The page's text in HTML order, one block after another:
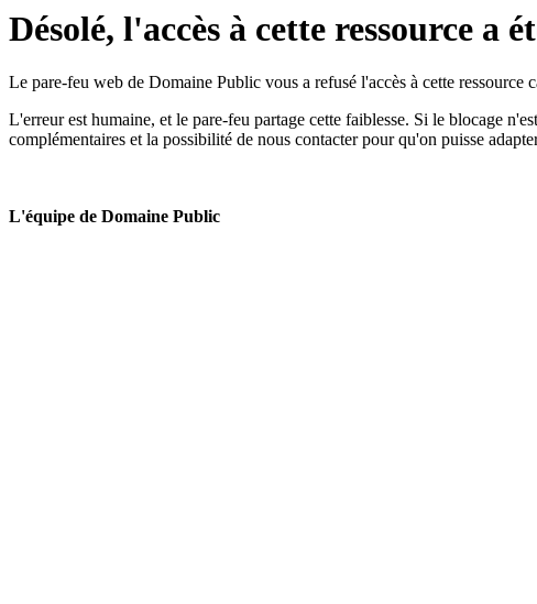
Désolé, l'accès à cette ressource a
Le pare-feu web de Domaine Public vous a refusé l'accès à cette ressource
L'erreur est humaine, et le pare-feu partage cette faiblesse. Si le blocage
complémentaires et la possibilité de nous contacter pour qu'on puisse
L'équipe de Domaine Public